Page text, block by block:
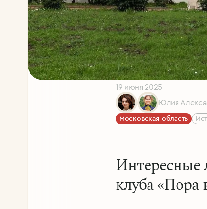
19 июня 2025
Юлия
Московская область
Интересные
клуба «Пора